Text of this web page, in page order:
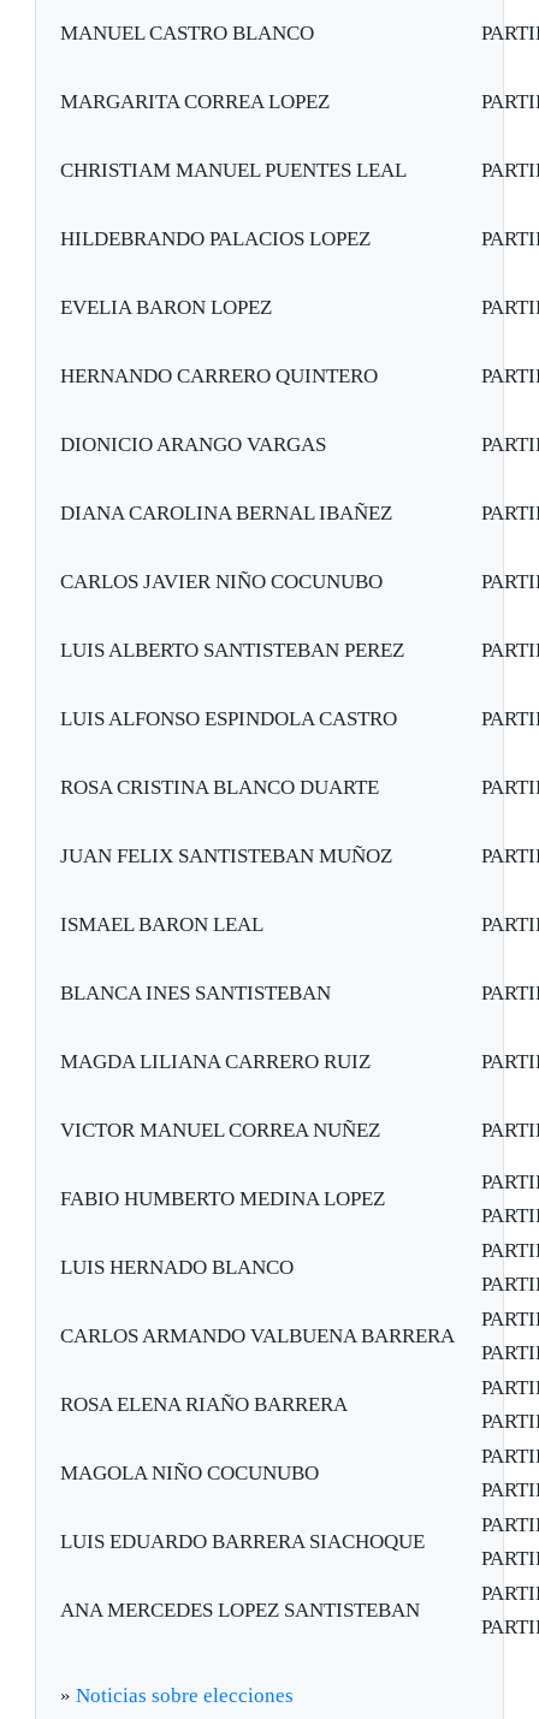
MANUEL CASTRO BLANCO
MARGARITA CORREA LOPEZ
CHRISTIAM MANUEL PUENTES LEAL
HILDEBRANDO PALACIOS LOPEZ
EVELIA BARON LOPEZ
HERNANDO CARRERO QUINTERO
DIONICIO ARANGO VARGAS
DIANA CAROLINA BERNAL IBAÑEZ
CARLOS JAVIER NIÑO COCUNUBO
LUIS ALBERTO SANTISTEBAN PEREZ
LUIS ALFONSO ESPINDOLA CASTRO
ROSA CRISTINA BLANCO DUARTE
JUAN FELIX SANTISTEBAN MUÑOZ
ISMAEL BARON LEAL
BLANCA INES SANTISTEBAN
MAGDA LILIANA CARRERO RUIZ
VICTOR MANUEL CORREA NUÑEZ
FABIO HUMBERTO MEDINA LOPEZ
LUIS HERNADO BLANCO
CARLOS ARMANDO VALBUENA BARRERA
ROSA ELENA RIAÑO BARRERA
MAGOLA NIÑO COCUNUBO
LUIS EDUARDO BARRERA SIACHOQUE
ANA MERCEDES LOPEZ SANTISTEBAN
»Noticias sobre elecciones